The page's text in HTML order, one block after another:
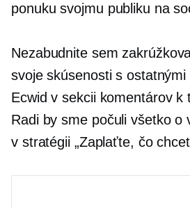
ponuku svojmu publiku na
Nezabudnite sem
svoje skúsenosti s
Ecwid v sekcii komentárov k
Radi by sme počuli všetko o
v stratégii „Zaplaťte, čo